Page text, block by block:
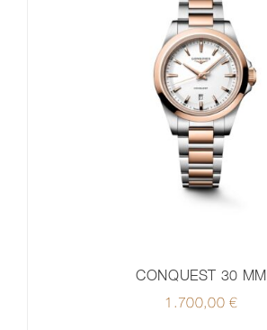
CONQUEST 30 MM
1.700,00€